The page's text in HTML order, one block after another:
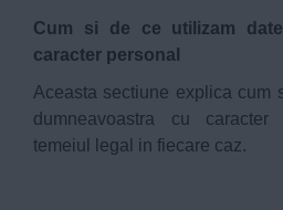
Cum si de ce utilizam
caracter personal
Aceasta sectiune explica cum
dumneavoastra cu
temeiul legal in fiecare caz.